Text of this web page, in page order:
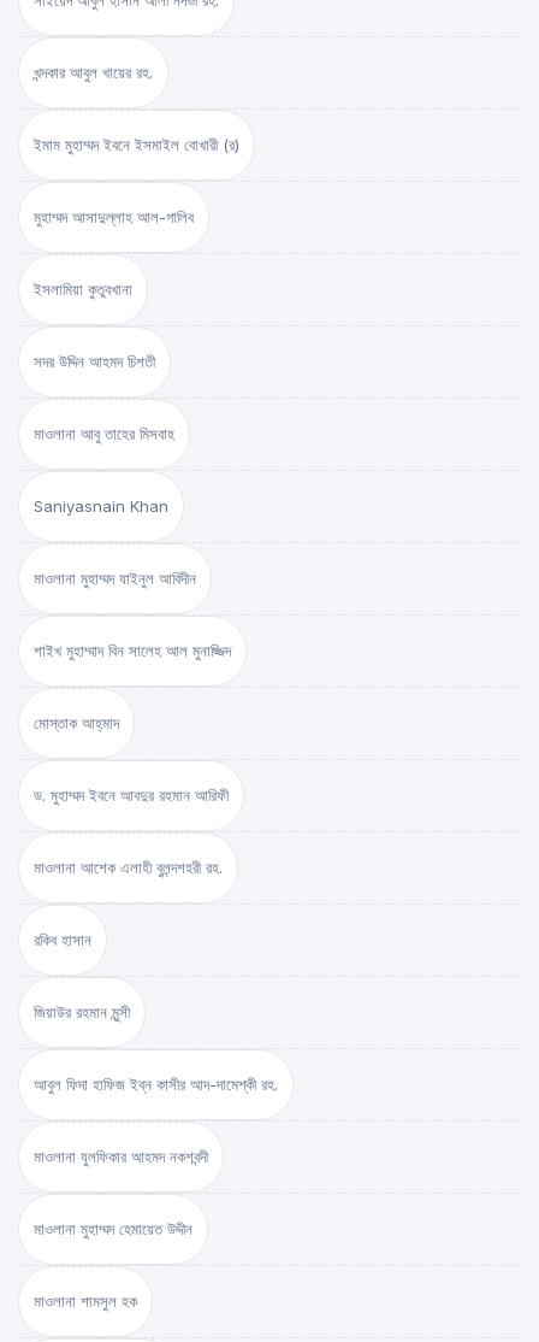
খন্দকার আবুল খায়ের রহ.
ইমাম মুহাম্মদ ইবনে ইসমাইল বোখারী (র)
মুহাম্মদ আসাদুল্লাহ আল-গালিব
ইসলামিয়া কুতুবখানা
সদর উদ্দিন আহমদ চিশতী
মাওলানা আবু তাহের মিসবাহ
Saniyasnain Khan
মাওলানা মুহাম্মদ যাইনুল আবিদীন
শাইখ মুহাম্মাদ বিন সালেহ আল মুনাজ্জিদ
মোস্তাক আহ্‌মাদ
ড. মুহাম্মদ ইবনে আবদুর রহমান আরিফী
মাওলানা আশেক এলাহী বুলন্দশহরী রহ.
রকিব হাসান
জিয়াউর রহমান মুন্সী
আবুল ফিদা হাফিজ ইব্‌ন কাসীর আদ-দামেশ্‌কী রহ.
মাওলানা যুলফিকার আহমদ নকশবন্দী
মাওলানা মুহাম্মদ হেমায়েত উদ্দীন
মাওলানা শামসুল হক